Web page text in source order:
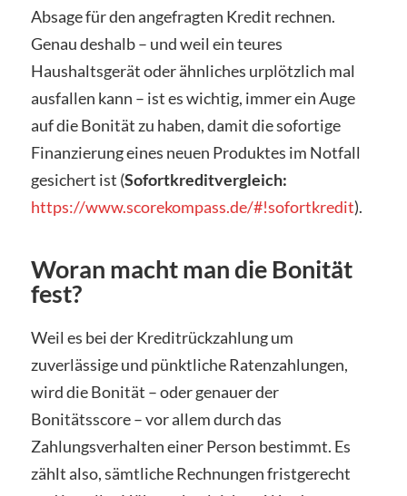
Absage für den angefragten Kredit rechnen.
Genau deshalb – und weil ein teures
Haushaltsgerät oder ähnliches urplötzlich mal
ausfallen kann – ist es wichtig, immer ein Auge
auf die Bonität zu haben, damit die sofortige
Finanzierung eines neuen Produktes im Notfall
gesichert ist (Sofortkreditvergleich:
https://www.scorekompass.de/#!sofortkredit).
Woran macht man die Bonität
fest?
Weil es bei der Kreditrückzahlung um
zuverlässige und pünktliche Ratenzahlungen,
wird die Bonität – oder genauer der
Bonitätsscore – vor allem durch das
Zahlungsverhalten einer Person bestimmt. Es
zählt also, sämtliche Rechnungen fristgerecht